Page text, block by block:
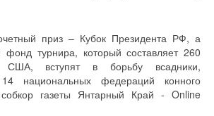
приз – Кубок Президента РФ, а
фонд турнира, который составляет 260
США, вступят в борьбу всадники,
национальных федераций конного
газеты Янтарный Край - Online